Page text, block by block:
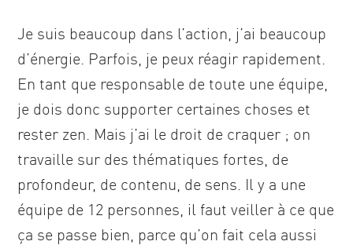
Je suis beaucoup dans l’action, j’ai beaucoup
d’énergie. Parfois, je peux réagir rapidement.
En tant que responsable de toute une équipe,
je dois donc supporter certaines choses et
rester zen. Mais j’ai le droit de craquer ; on
travaille sur des thématiques fortes, de
profondeur, de contenu, de sens. Il y a une
équipe de 12 personnes, il faut veiller à ce que
ça se passe bien, parce qu’on fait cela aussi